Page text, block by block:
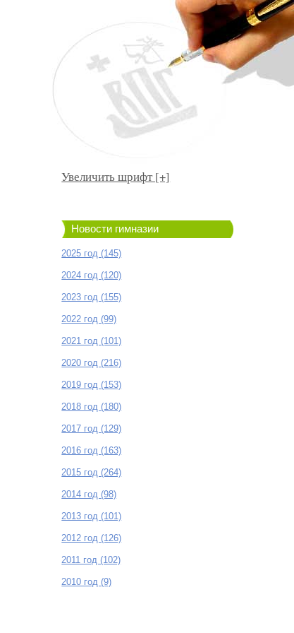
Увеличить шрифт [+]
Новости гимназии
2025 год (145)
2024 год (120)
2023 год (155)
2022 год (99)
2021 год (101)
2020 год (216)
2019 год (153)
2018 год (180)
2017 год (129)
2016 год (163)
2015 год (264)
2014 год (98)
2013 год (101)
2012 год (126)
2011 год (102)
2010 год (9)